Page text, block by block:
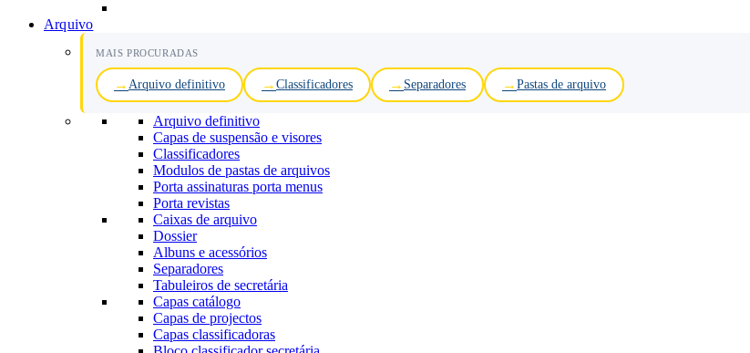
Arquivo
MAIS PROCURADAS
Arquivo definitivo Classificadores Separadores Pastas de arquivo
Arquivo definitivo
Capas de suspensão e visores
Classificadores
Modulos de pastas de arquivos
Porta assinaturas porta menus
Porta revistas
Caixas de arquivo
Dossier
Albuns e acessórios
Separadores
Tabuleiros de secretária
Capas catálogo
Capas de projectos
Capas classificadoras